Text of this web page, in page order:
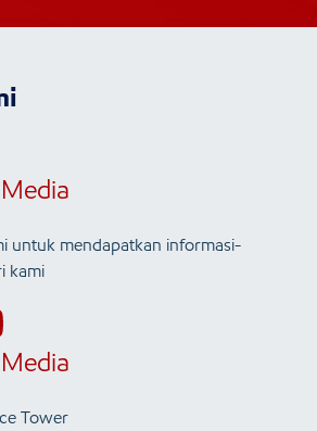
untuk mendapatkan informasi-
kami
Tower